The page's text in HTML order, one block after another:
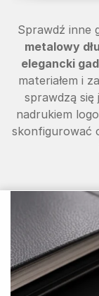
Sprawdź inne
metalowy
elegancki
materiałem i
sprawdzą się
nadrukiem
skonfigurować